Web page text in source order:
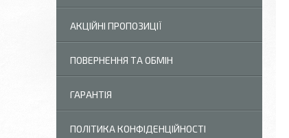
АКЦІЙНІ ПРОПОЗИЦІЇ
ПОВЕРНЕННЯ ТА ОБМІН
ГАРАНТІЯ
ПОЛІТИКА КОНФІДЕНЦІЙНОСТІ